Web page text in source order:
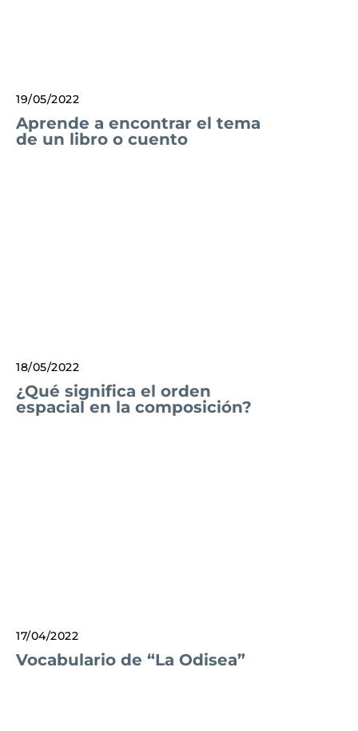
19/05/2022
Aprende a encontrar el tema
de un libro o cuento
18/05/2022
¿Qué significa el orden
espacial en la composición?
17/04/2022
Vocabulario de “La Odisea”